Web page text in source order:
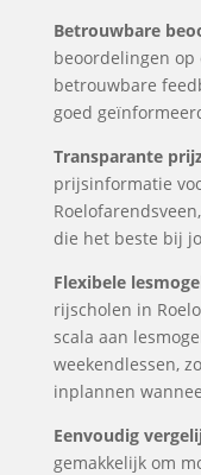
Betrouwbare
beoordelingen
betrouwbare
goed
Transparante
prijsinformatie
die het beste bij
Flexibele
rijscholen in
scala aan
weekendlessen,
inplannen
Eenvoudig
gemakkelijk om